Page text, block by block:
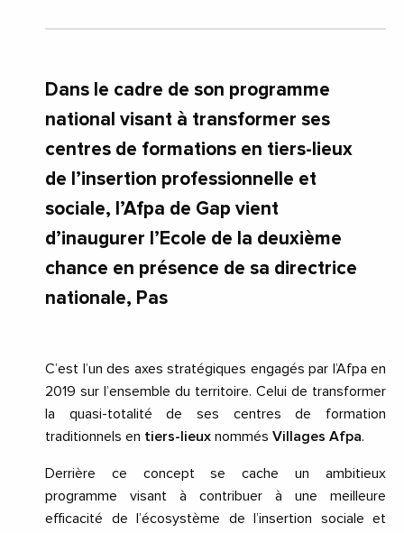
Dans le cadre de son programme
national visant à transformer ses
centres de formations en tiers-lieux
de l’insertion professionnelle et
sociale, l’Afpa de Gap vient
d’inaugurer l’Ecole de la deuxième
chance en présence de sa directrice
nationale, Pas
C’est l’un des axes stratégiques engagés par l’Afpa en
2019 sur l’ensemble du territoire. Celui de transformer
la quasi-totalité de ses centres de formation
traditionnels en tiers-lieux nommés Villages Afpa.
Derrière ce concept se cache un ambitieux
programme visant à contribuer à une meilleure
efficacité de l’écosystème de l’insertion sociale et